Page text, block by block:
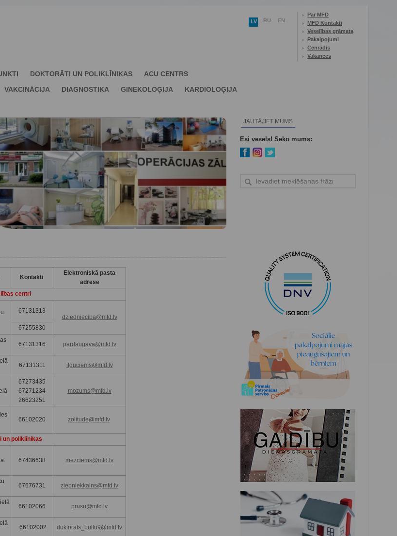
LV RU EN
Par MFD
MFD Kontakti
Veselības grāmata
Pakalpojumi
Cenrādis
Vakances
DOKTORĀTI UN POLIKLĪNIKAS
ACU CENTRS
VAKCINĀCIJA DIAGNOSTIKA GINEKOLOĢIJA
KARDIOLOĢIJA
JAUTĀJIET MUMS
Esi vesels! Seko mums:
Kontakti
Elektroniskā pasta
adrese
centri
67131313
dziednieciba@mfd.lv
67255830
67131316 pardaugava@mfd.lv
67131311 ilguciems@mfd.lv
67273435
67271234
26623251
mozums@mfd.lv
66102020 zolitude@mfd.lv
un poliklīnikas
67436638 mezciems@mfd.lv
67676731 ziepniekkalns@mfd.lv
66102066 prusu@mfd.lv
66102002 doktorats_bullu9@mfd.lv